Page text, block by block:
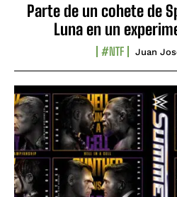
Parte de un cohete de
Luna en un
#NTF Juan